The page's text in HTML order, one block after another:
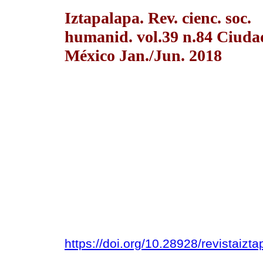
Iztapalapa. Rev. cienc. soc.
humanid. vol.39 n.84
México Jan./Jun. 2018
https://doi.org/10.28928/